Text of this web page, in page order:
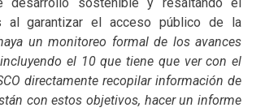
al garantizar el acceso público de la
un monitoreo formal de los avances
el 10 que tiene que ver con el
directamente recopilar información de
con estos objetivos, hacer un informe